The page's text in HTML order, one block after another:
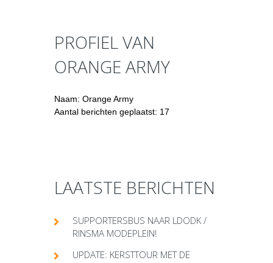
PROFIEL VAN
ORANGE ARMY
Naam: Orange Army
Aantal berichten geplaatst: 17
LAATSTE BERICHTEN
SUPPORTERSBUS NAAR LDODK /
RINSMA MODEPLEIN!
UPDATE: KERSTTOUR MET DE